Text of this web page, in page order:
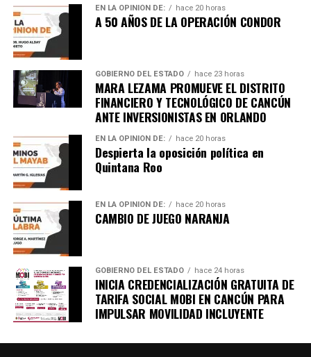
EN LA OPINIÓN DE: hace 20 horas
A 50 AÑOS DE LA OPERACIÓN CONDOR
GOBIERNO DEL ESTADO hace 23 horas
MARA LEZAMA PROMUEVE EL DISTRITO
FINANCIERO Y TECNOLÓGICO DE CANCÚN
ANTE INVERSIONISTAS EN ORLANDO
EN LA OPINIÓN DE: hace 20 horas
Despierta la oposición política en
Quintana Roo
EN LA OPINIÓN DE: hace 20 horas
CAMBIO DE JUEGO NARANJA
GOBIERNO DEL ESTADO hace 24 horas
INICIA CREDENCIALIZACIÓN GRATUITA DE
TARIFA SOCIAL MOBI EN CANCÚN PARA
IMPULSAR MOVILIDAD INCLUYENTE